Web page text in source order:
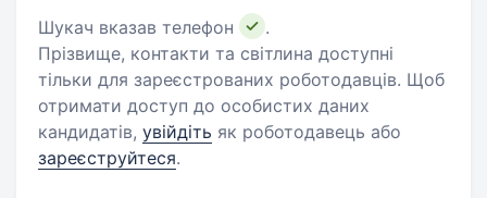
Шукач вказав телефон
.
Прізвище, контакти та світлина доступні
тільки для зареєстрованих роботодавців. Щоб
отримати доступ до особистих даних
кандидатів, увійдіть як роботодавець або
зареєструйтеся.